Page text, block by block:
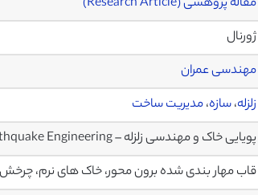
ژورنال
مهندسی عمران
زلزله،سازه،مدیریت ساخت
پویایی خاک و مهندسی زلزله – Soil Dynamics and Earthquake Engineering
قاب مهار بندی شده برون محور، خاک های نرم، چرخش